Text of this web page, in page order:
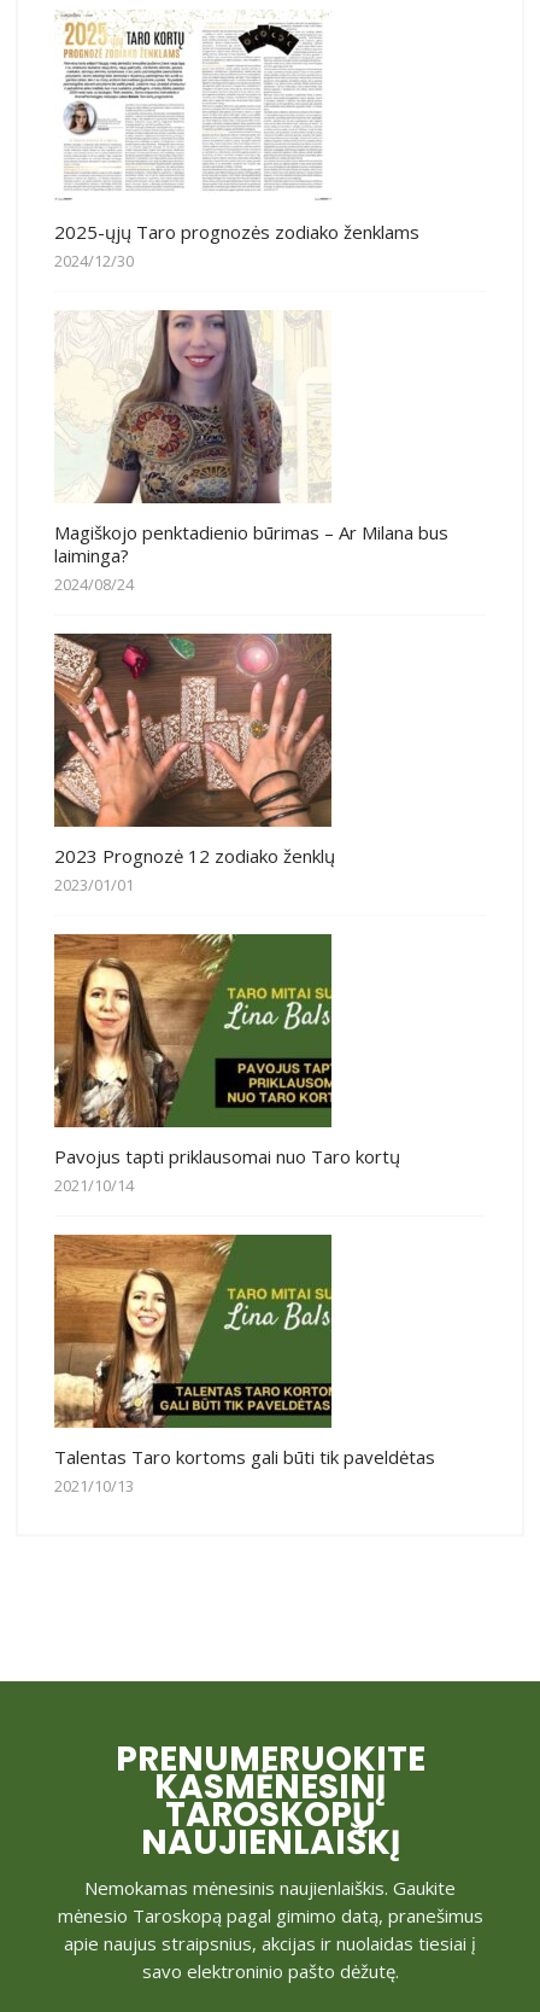
2025-ųjų Taro prognozės zodiako ženklams
2024/12/30
Magiškojo penktadienio būrimas – Ar Milana bus
laiminga?
2024/08/24
2023 Prognozė 12 zodiako ženklų
2023/01/01
Pavojus tapti priklausomai nuo Taro kortų
2021/10/14
Talentas Taro kortoms gali būti tik paveldėtas
2021/10/13
PRENUMERUOKITE
KASMĖNESINĮ
TAROSKOPŲ
NAUJIENLAIŠKĮ
Nemokamas mėnesinis naujienlaiškis. Gaukite
mėnesio Taroskopą pagal gimimo datą, pranešimus
apie naujus straipsnius, akcijas ir nuolaidas tiesiai į
savo elektroninio pašto dėžutę.